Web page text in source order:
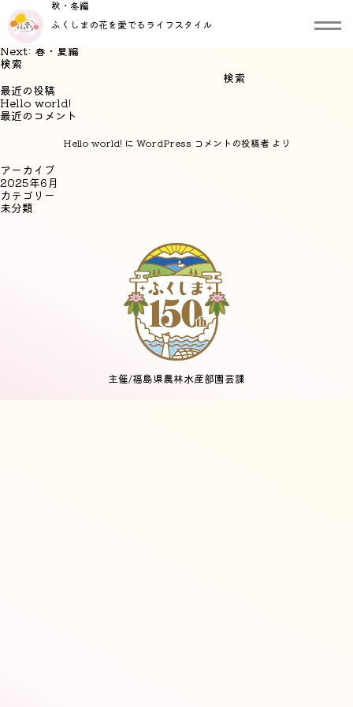
ふくしまの花を愛でるライフスタイル
秋・冬編
投稿ナビゲーション
Next: 春・夏編
検索
検索
最近の投稿
Hello world!
最近のコメント
Hello world!に WordPress コメントの投稿者 より
アーカイブ
2025年6月
カテゴリー
未分類
主催/福島県農林水産部園芸課